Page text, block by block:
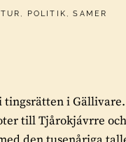
, POLITIK ,SAMER
i
till Tjårokjávrre